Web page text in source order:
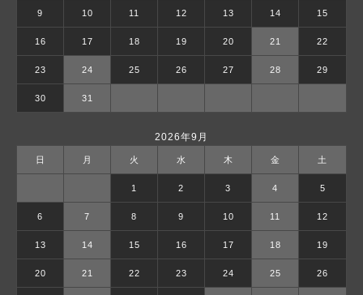
9 10 11 12 13 14 15
16 17 18 19 20 21 22
23 24 25 26 27 28 29
30 31
2026年9月
日 月 火 水 木 金 土
1 2 3 4 5
6 7 8 9 10 11 12
13 14 15 16 17 18 19
20 21 22 23 24 25 26